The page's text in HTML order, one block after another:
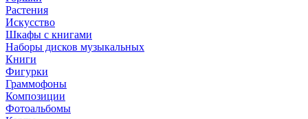
Растения
Искусство
Шкафы с книгами
Наборы дисков музыкальных
Книги
Фигурки
Граммофоны
Композиции
Фотоальбомы